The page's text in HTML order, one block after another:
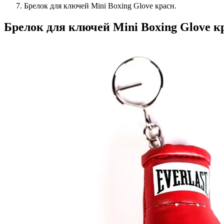
Брелок для ключей Mini Boxing Glove красн.
Брелок для ключей Mini Boxing Glove